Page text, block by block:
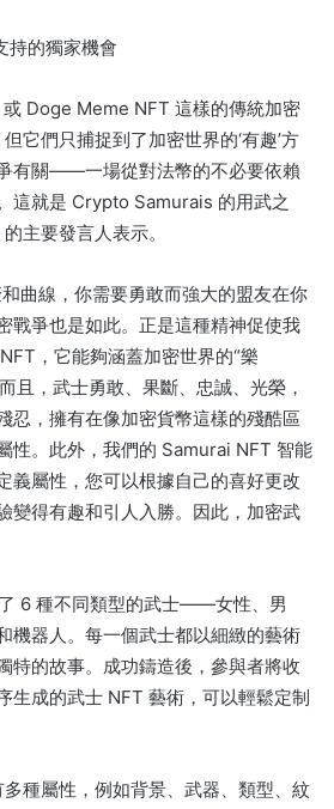
持的獨家機會
Doge Meme NFT 這樣的傳統加密
它們只捕捉到了加密世界的‘有趣’方
有關——一場從對法幣的不必要依賴
這就是 Crypto Samurais 的用武之
主要發言人表示。
曲線，你需要勇敢而強大的盟友在你
戰爭也是如此。 正是這種精神促使我
，它能夠涵蓋加密世界的“樂
而且，武士勇敢、果斷、忠誠、光榮，
忍，擁有在像加密貨幣這樣的殘酷區
。 此外，我們的 Samurai NFT 智能
義屬性，您可以根據自己的喜好更改
得有趣和引人入勝。 因此，加密武
6 種不同類型的武士——女性、男
器人。 每一個武士都以細緻的藝術
的故事。 成功鑄造後，參與者將收
生成的武士 NFT 藝術，可以輕鬆定制
種屬性，例如背景、武器、類型、紋